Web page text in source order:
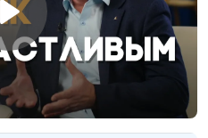
Сергей Долматов,
священнослужитель
#110
Сергей Долматов,
священнослужитель
#109